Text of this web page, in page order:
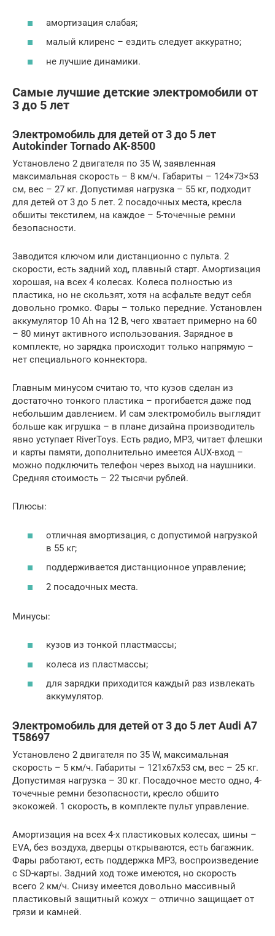
амортизация слабая;
малый клиренс – ездить следует аккуратно;
не лучшие динамики.
Самые лучшие детские электромобили от
3 до 5 лет
Электромобиль для детей от 3 до 5 лет
Autokinder Tornado AK-8500
Установлено 2 двигателя по 35 W, заявленная
максимальная скорость – 8 км/ч. Габариты – 124×73×53
см, вес – 27 кг. Допустимая нагрузка – 55 кг, подходит
для детей от 3 до 5 лет. 2 посадочных места, кресла
обшиты текстилем, на каждое – 5-точечные ремни
безопасности.
Заводится ключом или дистанционно с пульта. 2
скорости, есть задний ход, плавный старт. Амортизация
хорошая, на всех 4 колесах. Колеса полностью из
пластика, но не скользят, хотя на асфальте ведут себя
довольно громко. Фары – только передние. Установлен
аккумулятор 10 Аh на 12 В, чего хватает примерно на 60
– 80 минут активного использования. Зарядное в
комплекте, но зарядка происходит только напрямую –
нет специального коннектора.
Главным минусом считаю то, что кузов сделан из
достаточно тонкого пластика – прогибается даже под
небольшим давлением. И сам электромобиль выглядит
больше как игрушка – в плане дизайна производитель
явно уступает RiverToys. Есть радио, MP3, читает флешки
и карты памяти, дополнительно имеется AUX-вход –
можно подключить телефон через выход на наушники.
Средняя стоимость – 22 тысячи рублей.
Плюсы:
отличная амортизация, с допустимой нагрузкой
в 55 кг;
поддерживается дистанционное управление;
2 посадочных места.
Минусы:
кузов из тонкой пластмассы;
колеса из пластмассы;
для зарядки приходится каждый раз извлекать
аккумулятор.
Электромобиль для детей от 3 до 5 лет Audi A7
Т58697
Установлено 2 двигателя по 35 W, максимальная
скорость – 5 км/ч. Габариты – 121x67x53 см, вес – 25 кг.
Допустимая нагрузка – 30 кг. Посадочное место одно, 4-
точечные ремни безопасности, кресло обшито
экокожей. 1 скорость, в комплекте пульт управление.
Амортизация на всех 4-х пластиковых колесах, шины –
EVA, без воздуха, дверцы открываются, есть багажник.
Фары работают, есть поддержка MP3, воспроизведение
с SD-карты. Задний ход тоже имеются, но скорость
всего 2 км/ч. Снизу имеется довольно массивный
пластиковый защитный кожух – отлично защищает от
грязи и камней.